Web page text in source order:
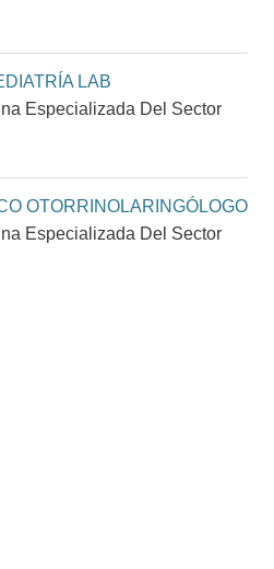
LAB
Especializada Del Sector
OTORRINOLARINGÓLOGO
Especializada Del Sector